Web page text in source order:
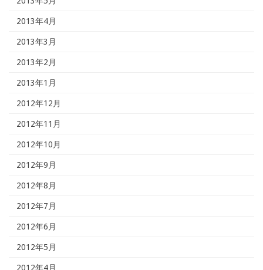
2013年4月
2013年3月
2013年2月
2013年1月
2012年12月
2012年11月
2012年10月
2012年9月
2012年8月
2012年7月
2012年6月
2012年5月
2012年4月